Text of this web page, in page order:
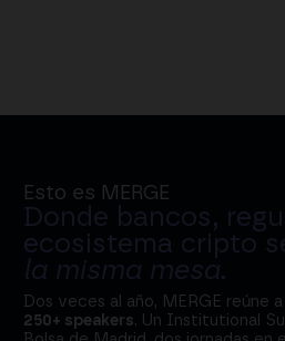
Esto es MERGE
Donde bancos,
ecosistema cripto
la misma mesa.
Dos veces al año, MERGE reúne
250+ speakers. Un Institutional